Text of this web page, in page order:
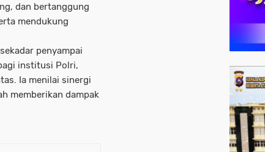
dan bertanggung
mendukung
penyampai
institusi Polri,
Ia menilai sinergi
memberikan dampak